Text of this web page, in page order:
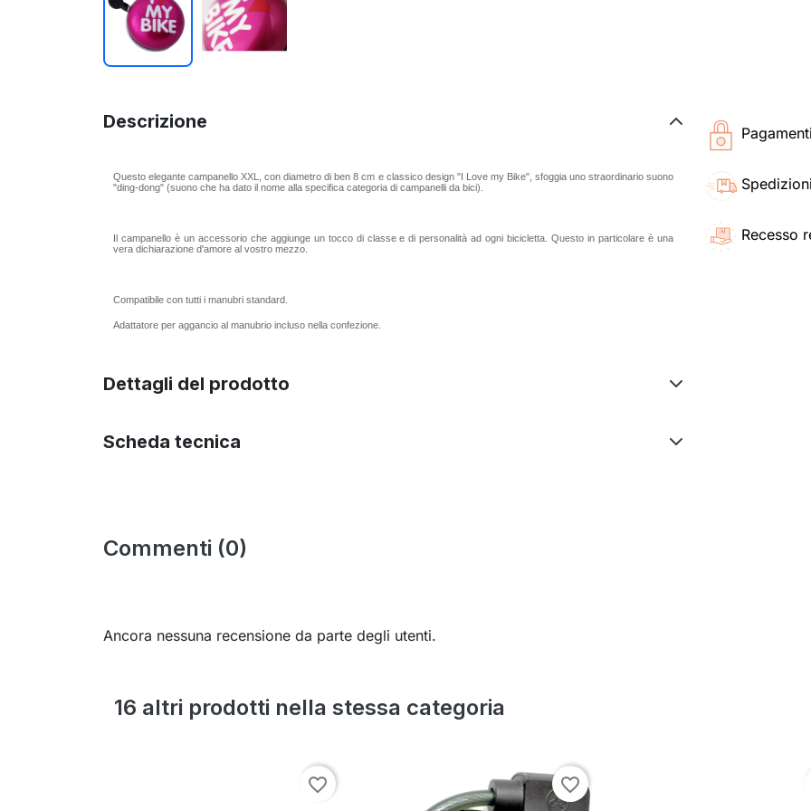
Recesso
Descrizione
Questo elegante campanello XXL, con diametro di ben 8 cm e classico design "I Love my Bike", sfoggia uno straordinario suono
"ding-dong" (suono che ha dato il nome alla specifica categoria di campanelli da bici).
Il campanello è un accessorio che aggiunge un tocco di classe e di personalità ad ogni bicicletta. Questo in particolare è una
vera dichiarazione d'amore al vostro mezzo.
Compatibile con tutti i manubri standard.
Adattatore per aggancio al manubrio incluso nella confezione.
Dettagli del prodotto
Scheda tecnica
Commenti (0)
Ancora nessuna recensione da parte degli utenti.
16 altri prodotti nella stessa categoria
favorite_border favorite_border